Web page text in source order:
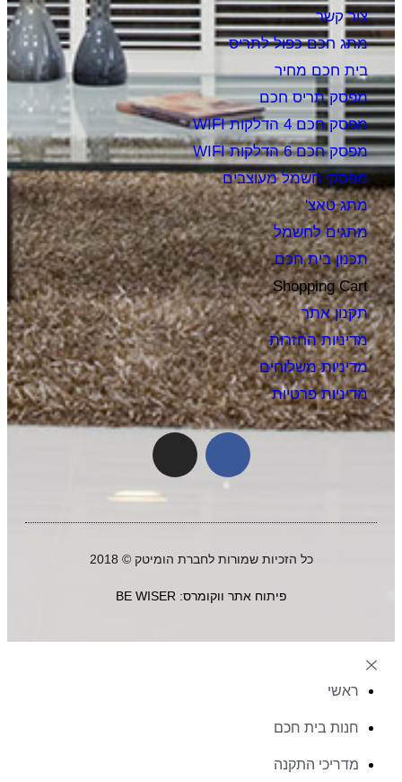
צור קשר
מתג חכם כפול לתריס
בית חכם מחיר
מפסק תריס חכם
מפסק חכם 4 הדלקות WIFI
מפסק חכם 6 הדלקות WIFI
מפסקי חשמל מעוצבים
מתג טאצ'
מתגים לחשמל
תכנון בית חכם
Shopping Cart
תקנון אתר
מדיניות החזרות
מדיניות משלוחים
מדיניות פרטיות
כל הזכיות שמורות לחברת הומיטק © 2018
פיתוח אתר ווקומרס: BE WISER
ראשי
חנות בית חכם
מדריכי התקנה